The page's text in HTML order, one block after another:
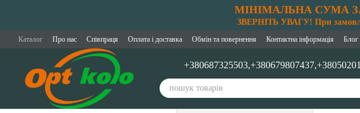
МІНІМАЛЬНА СУМА
ЗВЕРНІТЬ УВАГУ! При
Каталог Про нас Співпраця Оплата і доставка Обмін та повернення Контактна інформація Блог
+380687325503,+380679807437,